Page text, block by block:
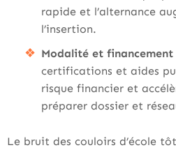
rapide et l’alternance
l’insertion.
Modalité et financement
certifications et aides
risque financier et
préparer dossier et
Le bruit des couloirs d’école